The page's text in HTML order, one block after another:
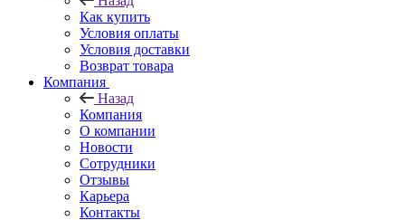
Как купить
Условия оплаты
Условия доставки
Возврат товара
Компания
Назад
Компания
О компании
Новости
Сотрудники
Отзывы
Карьера
Контакты